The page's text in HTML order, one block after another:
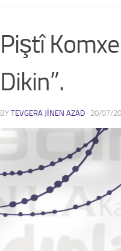
Piştî
Dikin”.
BY TEVGERA JINEN AZAD · 20/07/